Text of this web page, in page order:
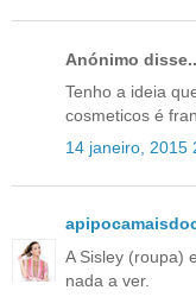
Anónimo
Tenho a ideia
cosmeticos é
14 janeiro, 2015
A Sisley (roupa)
nada a ver.